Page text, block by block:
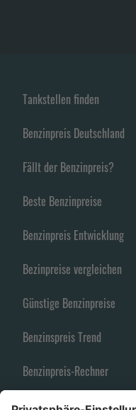
Tankstellen finden
Benzinpreis Deutschland
Fällt der Benzinpreis?
Beste Benzinpreise
Benzinpreis Entwicklung
Bezinpreise vergleichen
Günstige Benzinpreise
Benzinspreis Trend
Benzinpreis-Rechner
Spritpreise